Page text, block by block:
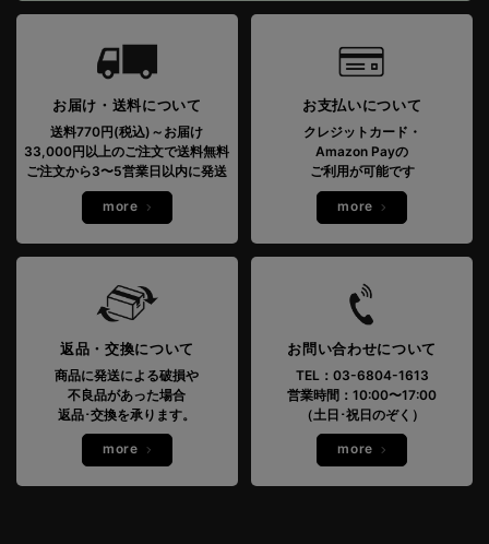
お届け・送料について
送料770円(税込)～お届け
33,000円以上のご注文で送料無料
ご注文から3〜5営業日以内に発送
more
お支払いについて
クレジットカード・
Amazon Payの
ご利用が可能です
more
返品・交換について
商品に発送による破損や
不良品があった場合
返品･交換を承ります。
more
お問い合わせについて
TEL：03-6804-1613
営業時間：10:00〜17:00
（土日･祝日のぞく）
more